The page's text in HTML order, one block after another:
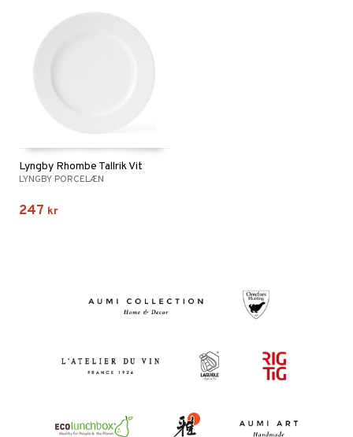
Lyngby Rhombe Tallrik Vit
LYNGBY PORCELÆN
247 kr